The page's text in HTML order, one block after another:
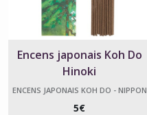
Encens japonais Koh Do
Hinoki
ENCENS JAPONAIS KOH DO - NIPPON
5€